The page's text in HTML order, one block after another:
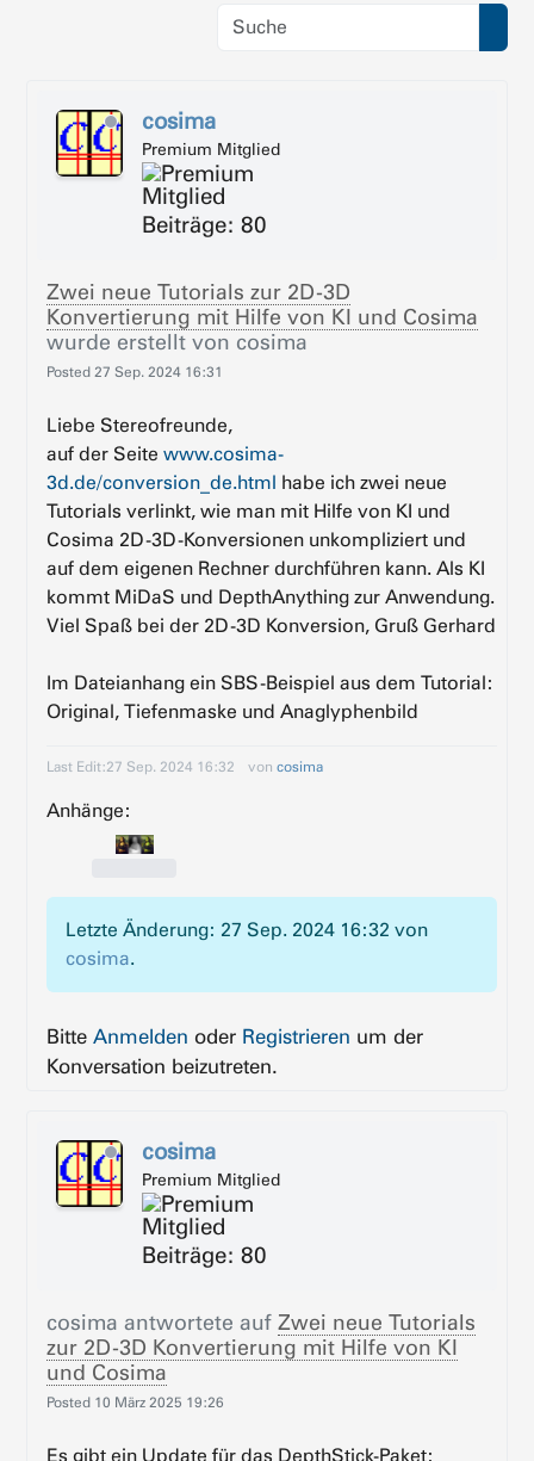
cosima
Premium Mitglied
Beiträge: 80
Zwei neue Tutorials zur 2D-3D
Konvertierung mit Hilfe von KI und Cosima
wurde erstellt von cosima
Posted27 Sep. 2024 16:31
Liebe Stereofreunde,
auf der Seitewww.cosima-
3d.de/conversion_de.html habe ich zwei neue
Tutorials verlinkt, wie man mit Hilfe von KI und
Cosima 2D-3D-Konversionen unkompliziert und
auf dem eigenen Rechner durchführen kann. Als KI
kommt MiDaS und DepthAnything zur Anwendung.
Viel Spaß bei der 2D-3D Konversion, Gruß Gerhard
Im Dateianhang ein SBS-Beispiel aus dem Tutorial:
Original, Tiefenmaske und Anaglyphenbild
Last Edit:27 Sep. 2024 16:32 voncosima
Anhänge:
Letzte Änderung: 27 Sep. 2024 16:32 von
cosima.
BitteAnmelden oder Registrieren um der
Konversation beizutreten.
cosima
Premium Mitglied
Beiträge: 80
cosima antwortete aufZwei neue Tutorials
zur 2D-3D Konvertierung mit Hilfe von KI
und Cosima
Posted 10 März 2025 19:26
Es gibt ein Update für das DepthStick-Paket: